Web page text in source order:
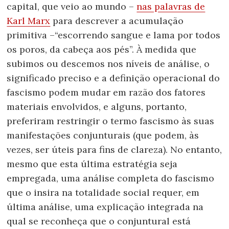
capital, que veio ao mundo –nas palavras de
Karl Marx para descrever a acumulação
primitiva –“escorrendo sangue e lama por todos
os poros, da cabeça aos pés”. À medida que
subimos ou descemos nos níveis de análise, o
significado preciso e a definição operacional do
fascismo podem mudar em razão dos fatores ​​
materiais envolvidos, e alguns, portanto,
preferiram restringir o termo fascismo às suas
manifestações conjunturais (que podem, às
vezes, ser úteis para fins de clareza). No entanto,
mesmo que esta última estratégia seja
empregada, uma análise completa do fascismo
que o insira na totalidade social requer, em
última análise, uma explicação integrada na
qual se reconheça que o conjuntural está